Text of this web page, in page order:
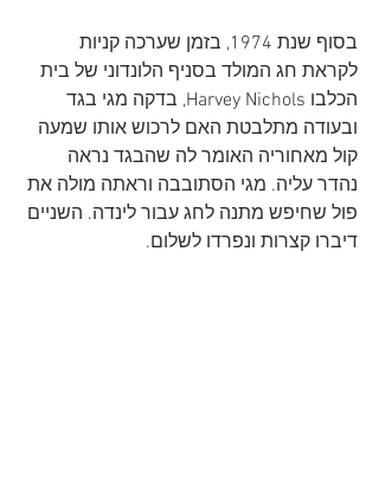
בסוף שנת 1974, בזמן שערכה קניות
לקראת חג המולד בסניף הלונדוני של בית
הכלבו Harvey Nichols, בדקה מגי בגד
ובעודה מתלבטת האם לרכוש אותו שמעה
קול מאחוריה האומר לה שהבגד נראה
נהדר עליה. מגי הסתובבה וראתה מולה את
פול שחיפש מתנה לחג עבור לינדה. השניים
דיברו קצרות ונפרדו לשלום.